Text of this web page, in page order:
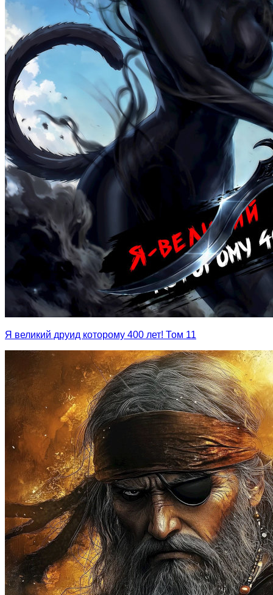
Я великий друид которому 400 лет! Том 11